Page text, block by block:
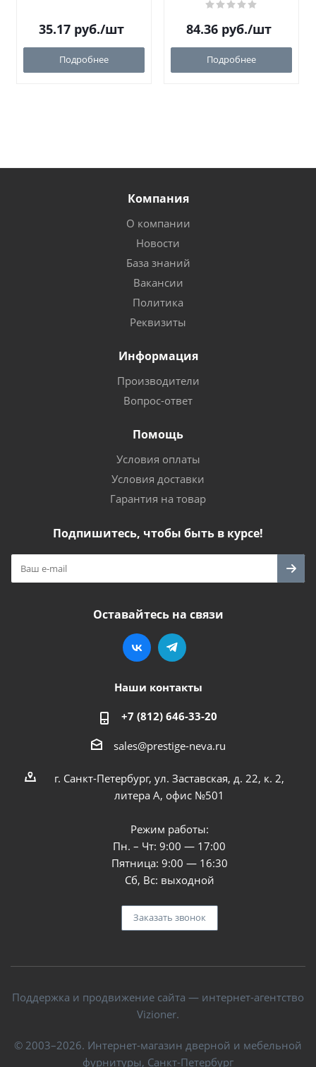
35.17 руб./шт
Подробнее
84.36 руб./шт
Подробнее
Компания
О компании
Новости
База знаний
Вакансии
Политика
Реквизиты
Информация
Производители
Вопрос-ответ
Помощь
Условия оплаты
Условия доставки
Гарантия на товар
Подпишитесь, чтобы быть в курсе!
Оставайтесь на связи
Наши контакты
+7 (812) 646-33-20
sales@prestige-neva.ru
г. Санкт-Петербург, ул. Заставская, д. 22, к. 2,
литера А, офис №501
Режим работы:
Пн. – Чт: 9:00 — 17:00
Пятница: 9:00 — 16:30
Сб, Вс: выходной
Заказать звонок
Поддержка и продвижение сайта — интернет-агентство
Vizioner.
© 2003–2026. Интернет-магазин дверной и мебельной
фурнитуры, Санкт-Петербург